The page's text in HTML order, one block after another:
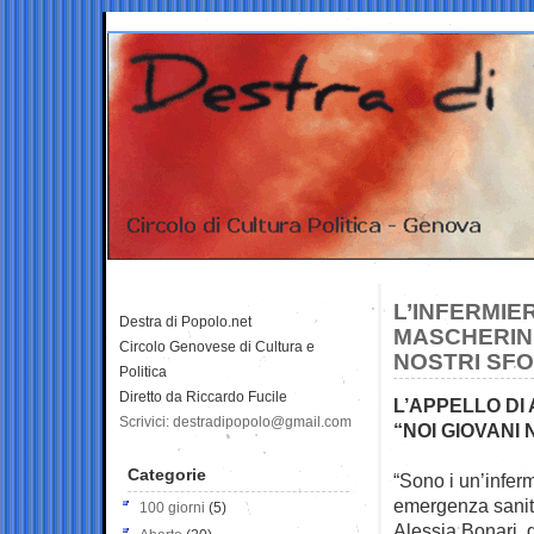
NOSTRI
L’APPELLO DI
“NOI GIOVANI
“Sono i
emergenza
Destra di Popolo.net
Circolo Genovese di Cultura e
Politica
Diretto da Riccardo Fucile
Scrivici: destradipopolo@gmail.com
Categorie
100 giorni (5)